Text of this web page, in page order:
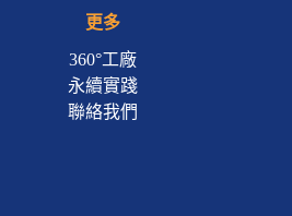
更多
360°工廠
永續實踐
聯絡我們